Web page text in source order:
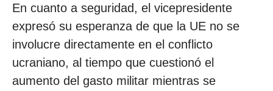
En cuanto a seguridad, el vicepresidente
expresó su esperanza de que la UE no se
involucre directamente en el conflicto
ucraniano, al tiempo que cuestionó el
aumento del gasto militar mientras se